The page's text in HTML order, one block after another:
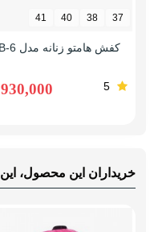
37
38
40
41
کفش هامتو زنانه مدل 360716B-6
5
خریداران این محصول، این